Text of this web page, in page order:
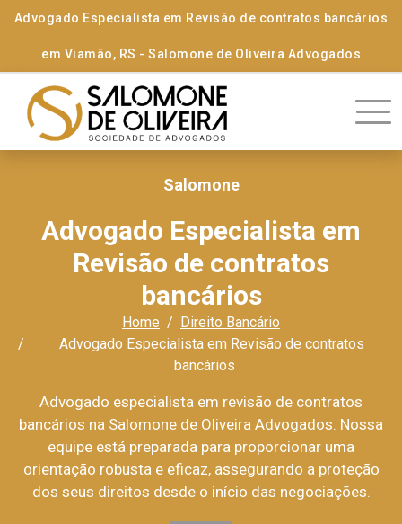
Advogado Especialista em Revisão de contratos bancários
em Viamão, RS - Salomone de Oliveira Advogados
Salomone
Advogado Especialista em
Revisão de contratos
bancários
Home
Direito Bancário
Advogado Especialista em Revisão de contratos
bancários
Advogado especialista em revisão de contratos
bancários na Salomone de Oliveira Advogados. Nossa
equipe está preparada para proporcionar uma
orientação robusta e eficaz, assegurando a proteção
dos seus direitos desde o início das negociações.